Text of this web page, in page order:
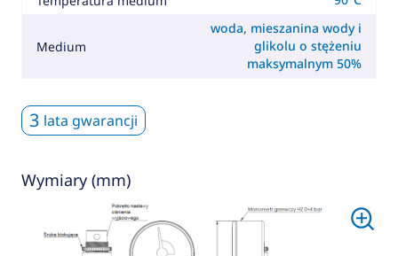
Medium
woda, mieszanina wody i
glikolu o stężeniu
maksymalnym 50%
3 lata gwarancji
Wymiary (mm)